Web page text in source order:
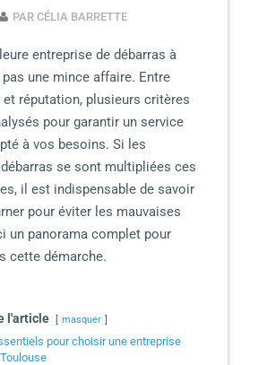
PAR CÉLIA BARRETTE
entreprise de débarras à
pas une mince affaire. Entre
réputation, plusieurs critères
pour garantir un service
à vos besoins. Si les
se sont multipliées ces
il est indispensable de savoir
pour éviter les mauvaises
un panorama complet pour
cette démarche.
l'article masquer
pour choisir une entreprise